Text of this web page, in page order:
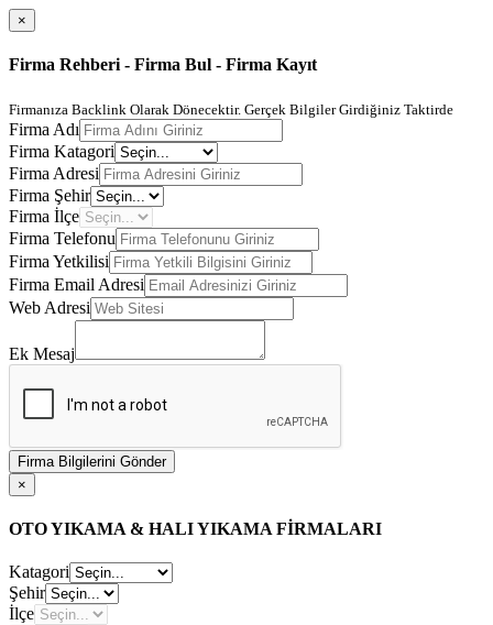
×
Firma Rehberi - Firma Bul - Firma Kayıt
Firmanıza Backlink Olarak Dönecektir. Gerçek Bilgiler Girdiğiniz Taktirde
Firma Adı
Firma Katagori
Firma Adresi
Firma Şehir
Firma İlçe
Firma Telefonu
Firma Yetkilisi
Firma Email Adresi
Web Adresi
Ek Mesaj
Firma Bilgilerini Gönder
×
OTO YIKAMA & HALI YIKAMA FİRMALARI
Katagori
Şehir
İlçe